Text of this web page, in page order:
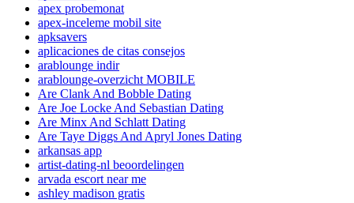
apex probemonat
apex-inceleme mobil site
apksavers
aplicaciones de citas consejos
arablounge indir
arablounge-overzicht MOBILE
Are Clank And Bobble Dating
Are Joe Locke And Sebastian Dating
Are Minx And Schlatt Dating
Are Taye Diggs And Apryl Jones Dating
arkansas app
artist-dating-nl beoordelingen
arvada escort near me
ashley madison gratis